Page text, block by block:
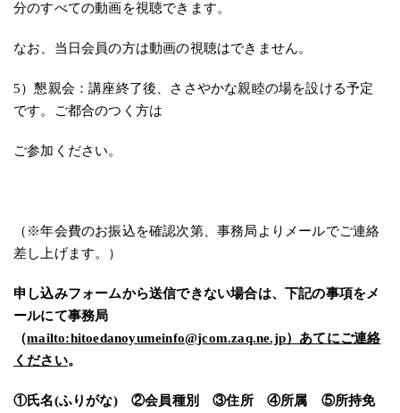
分のすべての動画を視聴できます。
なお、当日会員の方は動画の視聴はできません。
5）懇親会：講座終了後、ささやかな親睦の場を設ける予定
です。ご都合のつく方は
ご参加ください。
（※年会費のお振込を確認次第、事務局よりメールでご連絡
差し上げます。）
申し込みフォームから送信できない場合は、下記の事項をメ
ールにて事務局
（mailto:hitoedanoyumeinfo@jcom.zaq.ne.jp） あてにご連絡
ください。
①氏名(ふりがな) ②会員種別 ③住所 ④所属 ⑤所持免